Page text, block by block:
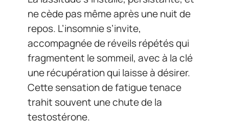
ne cède pas même après une nuit de
repos. L’insomnie s’invite,
accompagnée de réveils répétés qui
fragmentent le sommeil, avec à la clé
une récupération qui laisse à désirer.
Cette sensation de fatigue tenace
trahit souvent une chute de la
testostérone.